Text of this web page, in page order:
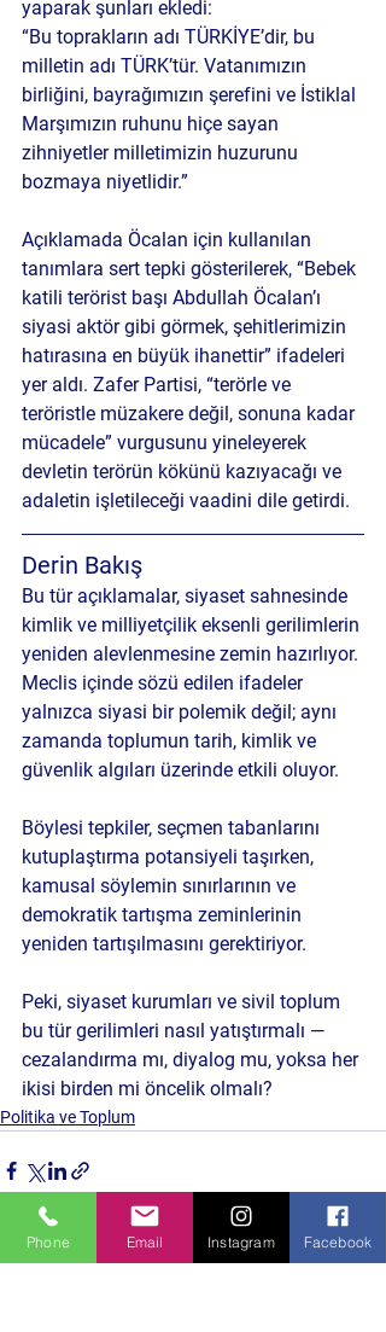
yaparak şunları ekledi:
“Bu toprakların adı TÜRKİYE’dir, bu
milletin adı TÜRK’tür. Vatanımızın
birliğini, bayrağımızın şerefini ve İstiklal
Marşımızın ruhunu hiçe sayan
zihniyetler milletimizin huzurunu
bozmaya niyetlidir.”
Açıklamada Öcalan için kullanılan
tanımlara sert tepki gösterilerek, “Bebek
katili terörist başı Abdullah Öcalan’ı
siyasi aktör gibi görmek, şehitlerimizin
hatırasına en büyük ihanettir” ifadeleri
yer aldı. Zafer Partisi, “terörle ve
teröristle müzakere değil, sonuna kadar
mücadele” vurgusunu yineleyerek
devletin terörün kökünü kazıyacağı ve
adaletin işletileceği vaadini dile getirdi.
Derin Bakış
Bu tür açıklamalar, siyaset sahnesinde
kimlik ve milliyetçilik eksenli gerilimlerin
yeniden alevlenmesine zemin hazırlıyor.
Meclis içinde sözü edilen ifadeler
yalnızca siyasi bir polemik değil; aynı
zamanda toplumun tarih, kimlik ve
güvenlik algıları üzerinde etkili oluyor.
Böylesi tepkiler, seçmen tabanlarını
kutuplaştırma potansiyeli taşırken,
kamusal söylemin sınırlarının ve
demokratik tartışma zeminlerinin
yeniden tartışılmasını gerektiriyor.
Peki, siyaset kurumları ve sivil toplum
bu tür gerilimleri nasıl yatıştırmalı —
cezalandırma mı, diyalog mu, yoksa her
ikisi birden mi öncelik olmalı?
Politika ve Toplum
Phone Email Instagram Facebook